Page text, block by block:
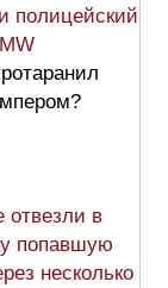
полицейский
отвезли в
попавшую
несколько